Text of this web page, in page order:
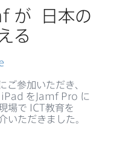
が
日本の
る
ご参加いただき、
iPad を Jamf Pro に​
場で ICT教育を​
いただきました。